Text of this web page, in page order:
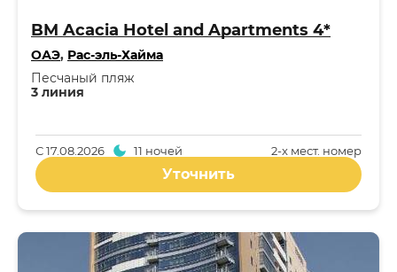
BM Acacia Hotel and Apartments 4*
ОАЭ, Рас-эль-Хайма
3 линия
Песчаный пляж
2-x мест. номер
С17.08.2026 11 ночей
Уточнить